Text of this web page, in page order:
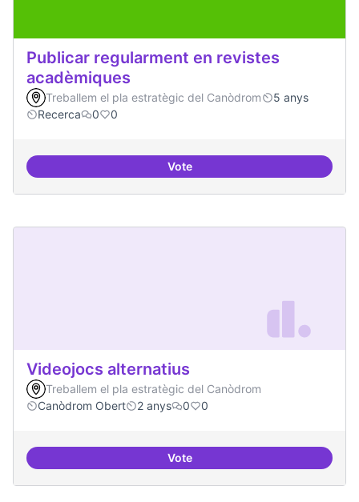
Publicar regularment en revistes
acadèmiques
Treballem el pla estratègic del Canòdrom
5 anys
Recerca
0 0
VotePublicar regularment en
Videojocs alternatius
Treballem el pla estratègic del Canòdrom
Canòdrom Obert
2 anys 0 0
VoteVideojocs alternatius